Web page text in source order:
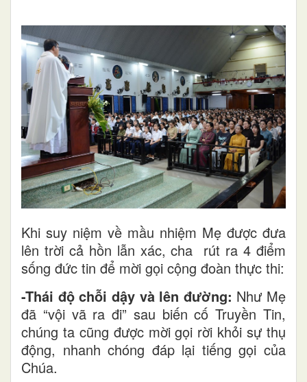
Khi suy niệm về mầu nhiệm Mẹ được đưa
lên trời cả hồn lẫn xác, cha rút ra 4 điểm
sống đức tin để mời gọi cộng đoàn thực thi:
-Thái độ chỗi dậy và lên đường: Như Mẹ
đã “vội vã ra đi” sau biến cố Truyền Tin,
chúng ta cũng được mời gọi rời khỏi sự thụ
động, nhanh chóng đáp lại tiếng gọi của
Chúa.